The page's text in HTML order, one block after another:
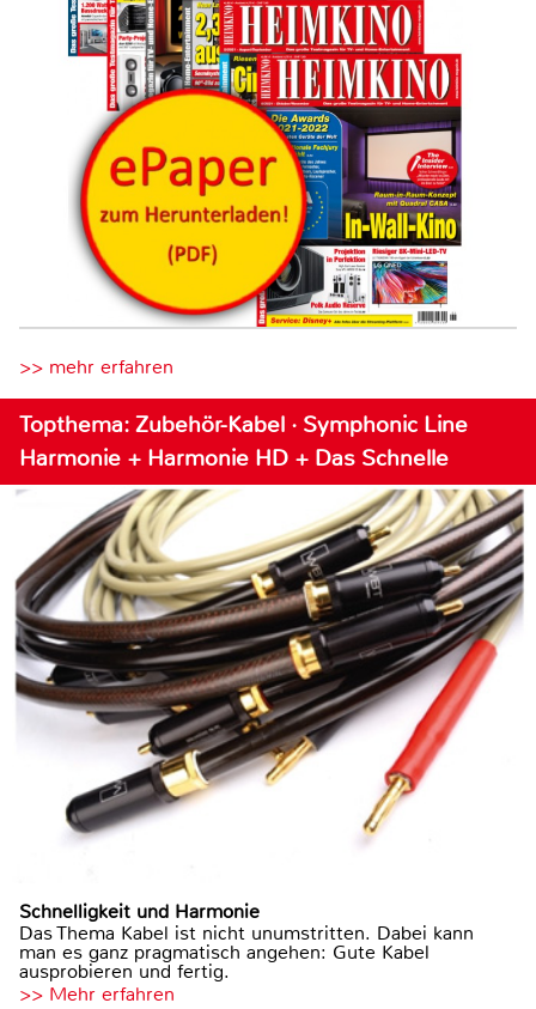
>> mehr erfahren
Topthema: Zubehör-Kabel · Symphonic Line
Harmonie + Harmonie HD + Das Schnelle
Schnelligkeit und Harmonie
Das Thema Kabel ist nicht unumstritten. Dabei kann
man es ganz pragmatisch angehen: Gute Kabel
ausprobieren und fertig.
>> Mehr erfahren